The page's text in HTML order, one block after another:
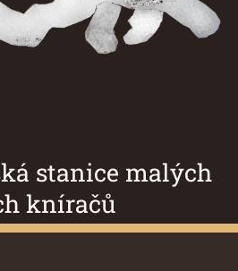
stanice malých
kníračů